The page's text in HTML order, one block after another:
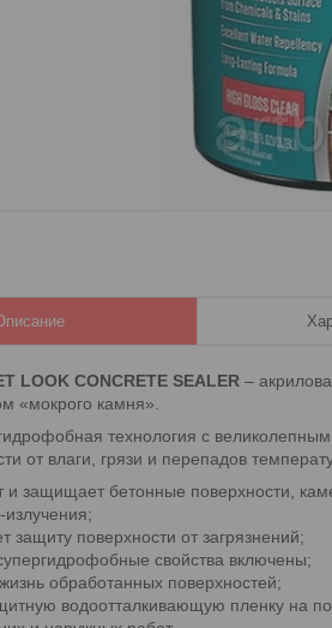
LOOK CONCRETE SEALER –
«мокрого камня».
технология с
от влаги, грязи и перепадов
и защищает бетонные поверхности,
защиту поверхности от загрязнений;
свойства включены;
обработанных поверхностей;
водоотталкивающую пленку на